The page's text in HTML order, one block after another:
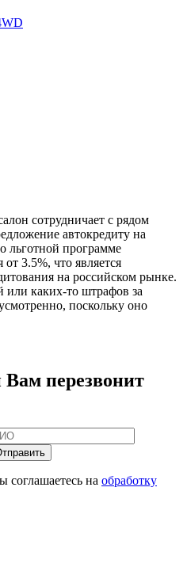
сотрудничает с рядом
автокредиту на
льготной программе
от 3.5%, что является
на российском рынке.
или каких-то штрафов за
поскольку оно
Вам перезвонит
соглашаетесь на обработку